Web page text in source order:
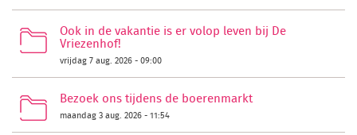
Ook in de vakantie is er volop leven bij De
Vriezenhof!
vrijdag 7 aug. 2026 - 09:00
Bezoek ons tijdens de boerenmarkt
maandag 3 aug. 2026 - 11:54